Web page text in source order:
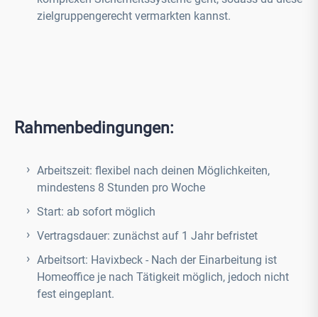
zielgruppengerecht vermarkten kannst.
Rahmenbedingungen:
Arbeitszeit: flexibel nach deinen Möglichkeiten,
mindestens 8 Stunden pro Woche
Start: ab sofort möglich
Vertragsdauer: zunächst auf 1 Jahr befristet
Arbeitsort: Havixbeck - Nach der Einarbeitung ist
Homeoffice je nach Tätigkeit möglich, jedoch nicht
fest eingeplant.